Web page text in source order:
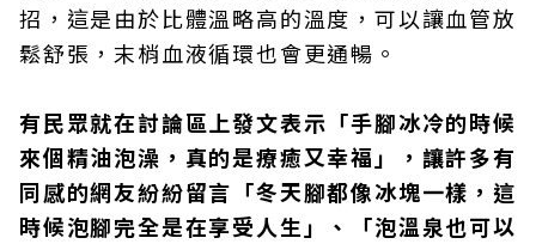
招，這是由於比體溫略高的溫度，可以讓血管放
鬆舒張，末梢血液循環也會更通暢。
有民眾就在討論區上發文表示「手腳冰冷的時候
來個精油泡澡，真的是療癒又幸福」，讓許多有
同感的網友紛紛留言「冬天腳都像冰塊一樣，這
時候泡腳完全是在享受人生」、「泡溫泉也可以